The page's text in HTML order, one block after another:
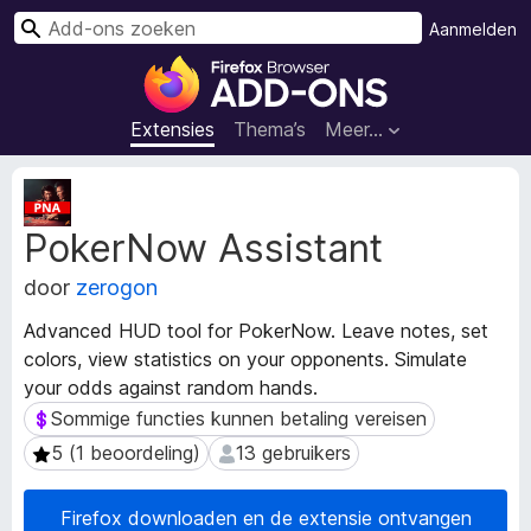
A
d
d
-
s
v
o
r
F
i
r
e
f
o
Extensies Thema’s Meer…
Aanmelden
Z
PokerNow Assistant
door zerogon
Advanced HUD tool for PokerNow. Leave notes, set
colors, view statistics on your opponents. Simulate
your odds against random hands.
Sommige functies kunnen betaling vereisen
Sommige functies kunnen betaling vereisen
5 (1 beoordeling)
5 (1 beoordeling) 13 gebruikers
13 gebruikers
Firefox downloaden en de extensie ontvangen
M
e
t
a
g
g
e
v
e
n
s
v